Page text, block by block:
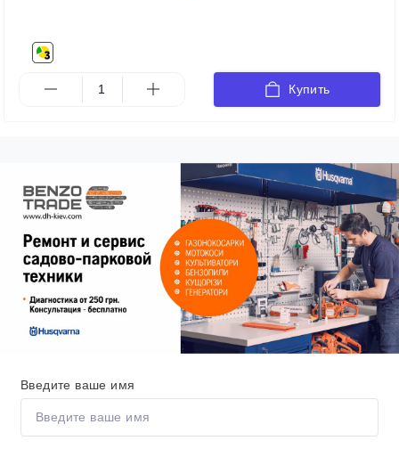
Купить
Введите ваше имя